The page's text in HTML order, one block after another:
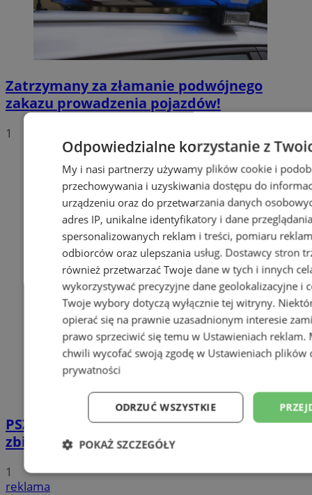
Zatrzymany za złamanie podwójnego
zakazu prowadzenia pojazdów!
1
PSZOK w Wodzisławiu: selektywne
zbieranie odpadów tekstylnych w gminach
1
reklama
Odpowiedzialne korzystanie z
My i nasi partnerzy używamy plików cookie i
przechowywania i uzyskiwania dostępu do
urządzeniu oraz do przetwarzania danych
adres IP, unikalne identyfikatory i dane
spersonalizowanych reklam i treści, pomiaru
odbiorców oraz ulepszania usług. Dostawcy stron
również przetwarzać Twoje dane w tych i innych
wykorzystywać precyzyjne dane geolokalizacyjne i
Twoje wybory dotyczą wyłącznie tej witryny.
opierać się na prawnie uzasadnionym interesie
prawo sprzeciwić się temu w Ustawieniach reklam.
chwili wycofać swoją zgodę w Ustawieniach plików
prywatności
ODRZUĆ WSZYSTKIE
POKAŻ SZCZEGÓŁY
Niezbędne Wydajność